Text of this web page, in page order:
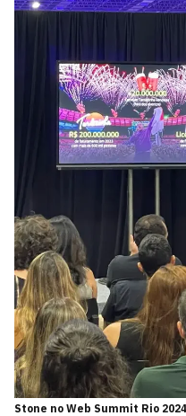
Stone no Web Summit Rio